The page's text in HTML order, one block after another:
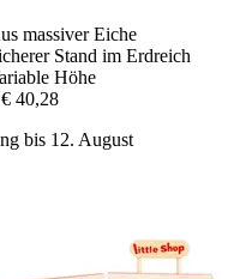
massiver Eiche
Stand im Erdreich
Höhe
€ 40,28
bis 12. August